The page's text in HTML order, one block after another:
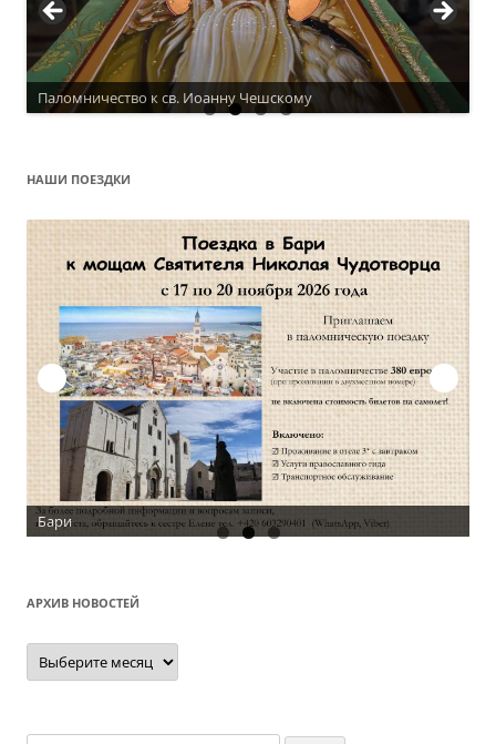
Паломничество к св. Иоанну Чешскому
Актуальное расписание
НАШИ ПОЕЗДКИ
АРХИВ НОВОСТЕЙ
Архив
новостей